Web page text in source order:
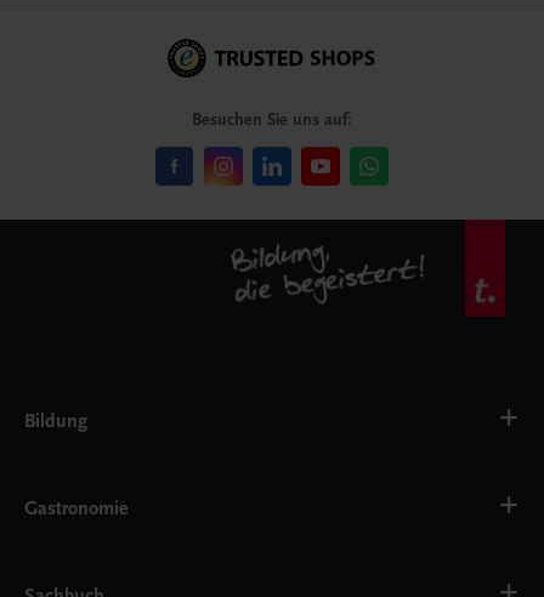
Besuchen Sie uns auf:
Bildung
AHS
EWF/ZWF
Gastronomie